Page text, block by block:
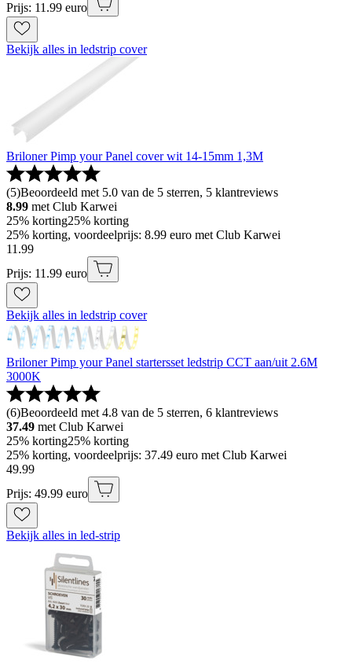
Prijs: 11.99 euro
Bekijk alles in ledstrip cover
Briloner Pimp your Panel cover wit 14-15mm 1,3M
(5)Beoordeeld met 5.0 van de 5 sterren, 5 klantreviews
8.99 met Club Karwei
25% korting25% korting
25% korting, voordeelprijs: 8.99 euro met Club Karwei
11 .99
Prijs: 11.99 euro
Bekijk alles in ledstrip cover
Briloner Pimp your Panel startersset ledstrip CCT aan/uit 2.6M
3000K
(6)Beoordeeld met 4.8 van de 5 sterren, 6 klantreviews
37.49 met Club Karwei
25% korting25% korting
25% korting, voordeelprijs: 37.49 euro met Club Karwei
49.99
Prijs: 49.99 euro
Bekijk alles in led-strip